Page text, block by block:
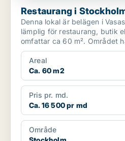
Restaurang i
Denna lokal är belägen i
lämplig för restaurang, butik
omfattar ca 60 m². Området
kommunikationer ...
Areal
Ca. 60 m2
Pris pr. md.
Ca. 16 500 pr md
Område